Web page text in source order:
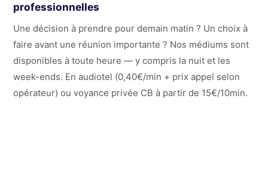
professionnelles
Une décision à prendre pour demain matin ? Un choix à
faire avant une réunion importante ? Nos médiums sont
disponibles à toute heure — y compris la nuit et les
week-ends. En audiotel (0,40€/min + prix appel selon
opérateur) ou voyance privée CB à partir de 15€/10min.